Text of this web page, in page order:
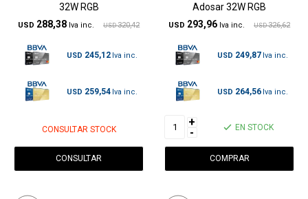
32W RGB
USD 288,38 USD 320,42
USD 245,12
USD 259,54
CONSULTAR STOCK
CONSULTAR
Adosar 32W RGB
USD 293,96 USD 326,62
USD 249,87
USD 264,56
+
- EN STOCK